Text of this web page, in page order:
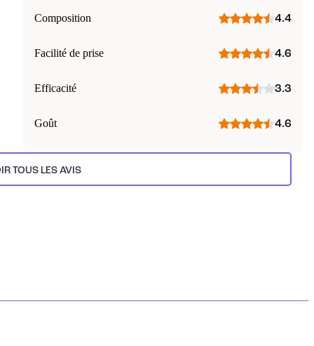
Composition 4.4
Facilité de prise 4.6
Efficacité 3.3
Goût 4.6
TOUS LES AVIS